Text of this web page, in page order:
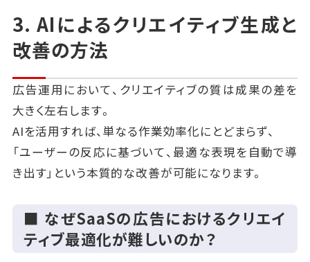
3. AIによるクリエイティブ生成と
改善の方法
広告運用において、クリエイティブの質は成果の差を
大きく左右します。
AIを活用すれば、単なる作業効率化にとどまらず、
「ユーザーの反応に基づいて、最適な表現を自動で導
き出す」という本質的な改善が可能になります。
■ なぜSaaSの広告におけるクリエイ
ティブ最適化が難しいのか？